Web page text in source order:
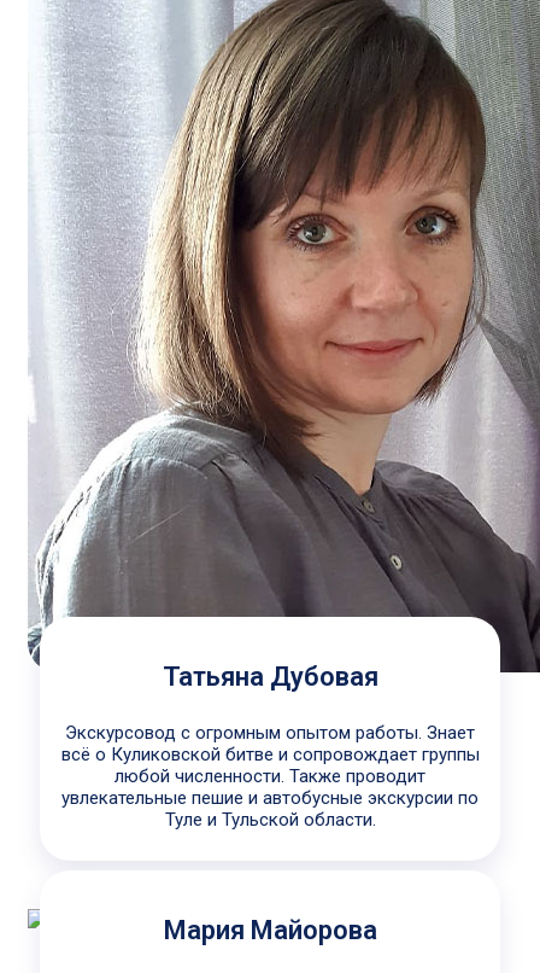
Татьяна Дубовая
Экскурсовод с огромным опытом работы. Знает
всё о Куликовской битве и сопровождает группы
любой численности. Также проводит
увлекательные пешие и автобусные экскурсии по
Туле и Тульской области.
Мария Майорова